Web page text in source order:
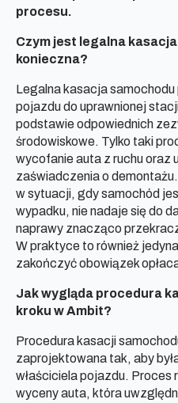
procesu.
Czym jest legalna
konieczna?
Legalna kasacja
pojazdu do uprawnionej
podstawie odpowiednich
środowiskowe. Tylko taki
wycofanie auta z ruchu oraz
zaświadczenia o
w sytuacji, gdy samochód
wypadku, nie nadaje się do
naprawy znacząco
W praktyce to również
zakończyć obowiązek
Jak wygląda procedura
kroku w Ambit?
Procedura kasacji
zaprojektowana tak, aby
właściciela pojazdu.
wyceny auta, która